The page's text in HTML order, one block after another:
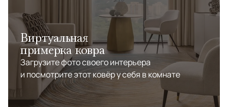
Виртуальная
примерка ковра
Загрузите фото своего интерьера
и посмотрите этот ковёр у себя в комнате